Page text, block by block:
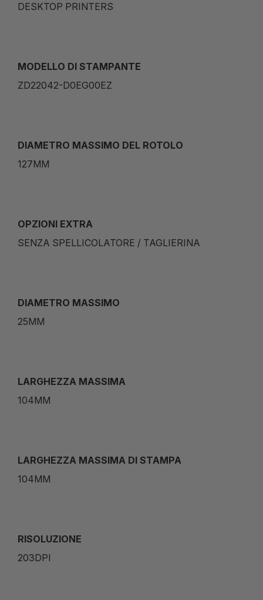
DESKTOP PRINTERS
MODELLO DI STAMPANTE
ZD22042-D0EG00EZ
DIAMETRO MASSIMO DEL ROTOLO
127MM
OPZIONI EXTRA
SENZA SPELLICOLATORE / TAGLIERINA
DIAMETRO MASSIMO
25MM
LARGHEZZA MASSIMA
104MM
LARGHEZZA MASSIMA DI STAMPA
104MM
RISOLUZIONE
203DPI